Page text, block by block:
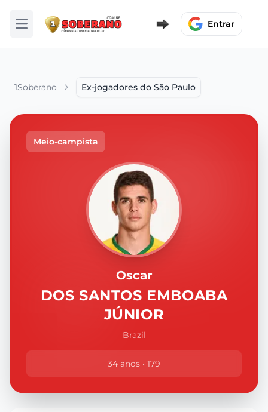
Abrir menu Entrar
1Soberano Ex-jogadores do São Paulo
Meio-campista
Oscar
DOS SANTOS EMBOABA
JÚNIOR
Brazil
34 anos • 179